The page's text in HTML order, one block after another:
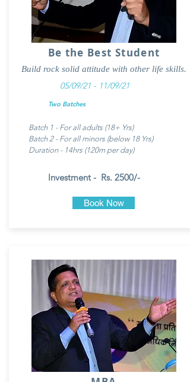
Be the Best Student
Build rock solid attitude with other life skills.
05/09/21 - 11/09/21
Two Batches
Batch 1 - For all adults (18+ Yrs)
Batch 2 - For all minors (below 18 Yrs)
Duration - 14hrs (120m per day)
Investment - Rs. 2500/-
Book Now